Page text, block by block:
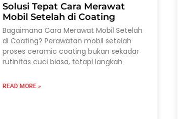
Solusi Tepat Cara Merawat
Mobil Setelah di Coating
Bagaimana Cara Merawat Mobil Setelah
di Coating? Perawatan mobil setelah
proses ceramic coating bukan sekadar
rutinitas cuci biasa, tetapi langkah
READ MORE »